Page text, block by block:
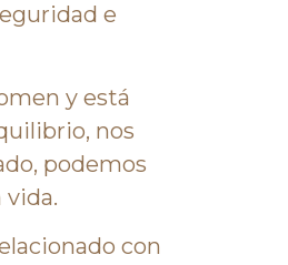
e
y está
nos
podemos
con